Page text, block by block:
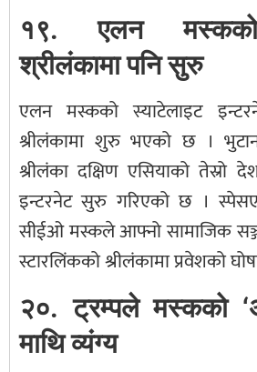
१९. एलन मस्कको
श्रीलंकामा पनि सुरु
एलन मस्कको स्याटेलाइट
श्रीलंकामा शुरु भएको छ ।
श्रीलंका दक्षिण एसियाको तेस्रो
इन्टरनेट सुरु गरिएको छ ।
सीईओ मस्कले आफ्नो सामाजिक
स्टारलिंकको श्रीलंकामा प्रवेशको
२०. ट्रम्पले मस्कको
माथि व्यंग्य